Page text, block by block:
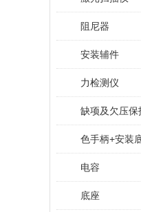
阻尼器
安装辅件
力检测仪
缺项及欠压保
色手柄+安装
电容
底座